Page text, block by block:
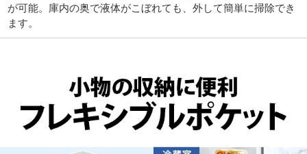
が可能。庫内の奥で液体がこぼれても、外して簡単に掃除でき
ます。